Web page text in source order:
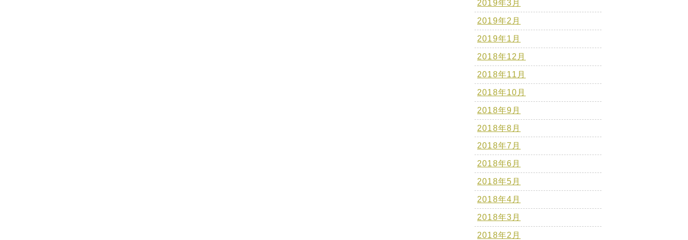
2019年3月
2019年2月
2019年1月
2018年12月
2018年11月
2018年10月
2018年9月
2018年8月
2018年7月
2018年6月
2018年5月
2018年4月
2018年3月
2018年2月